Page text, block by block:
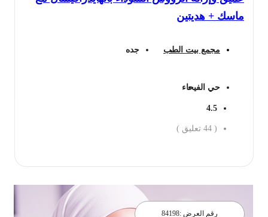
ماسك + هديتين
مجمع بيت الطب جده
حي الفيحاء
4.5
44 تعليق )
رقم العرض : 84198